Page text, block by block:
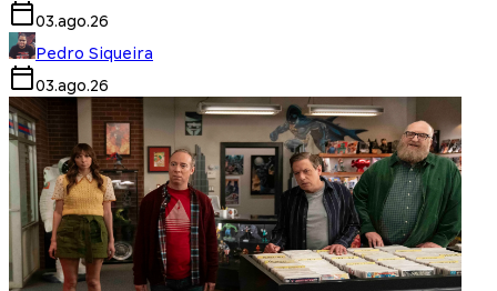
03.ago.26
Pedro Siqueira
03.ago.26